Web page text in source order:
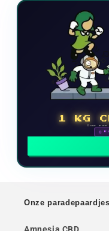
1 KG
Doe
🗓
Onze paradepaardjes